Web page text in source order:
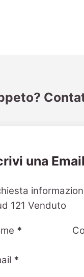
una Email
121 Venduto
*
*